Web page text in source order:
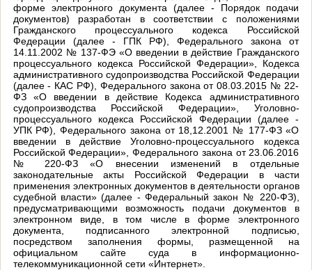
форме электронного документа (далее - Порядок подачи
документов) разработан в соответствии с положениями
Гражданского процессуального кодекса Российской
Федерации (далее - ГПК РФ), Федерального закона от
14.11.2002 № 137-ФЭ «О введении в действие Гражданского
процессуального кодекса Российской Федерации», Кодекса
административного судопроизводства Российской Федерации
(далее - КАС РФ), Федерального закона от 08.03.2015 № 22-
ФЗ «О введении в действие Кодекса административного
судопроизводства Российской Федерации», Уголовно-
процессуального кодекса Российской Федерации (далее -
УПК РФ), Федерального закона от 18,12.2001 № 177-ФЗ «О
введении в действие Уголовно-процессуального кодекса
Российской Федерации», Федерального закона от 23.06.2016
№ 220-ФЗ «О внесении изменений в отдельные
законодательные акты Российской Федерации в части
применения электронных документов в деятельности органов
судебной власти» (далее - Федеральный закон № 220-ФЗ),
предусматривающими возможность подачи документов в
электронном виде, в том числе в форме электронного
документа, подписанного электронной подписью,
посредством заполнения формы, размещенной на
официальном сайте суда в информационно-
телекоммуникационной сети «Интернет».